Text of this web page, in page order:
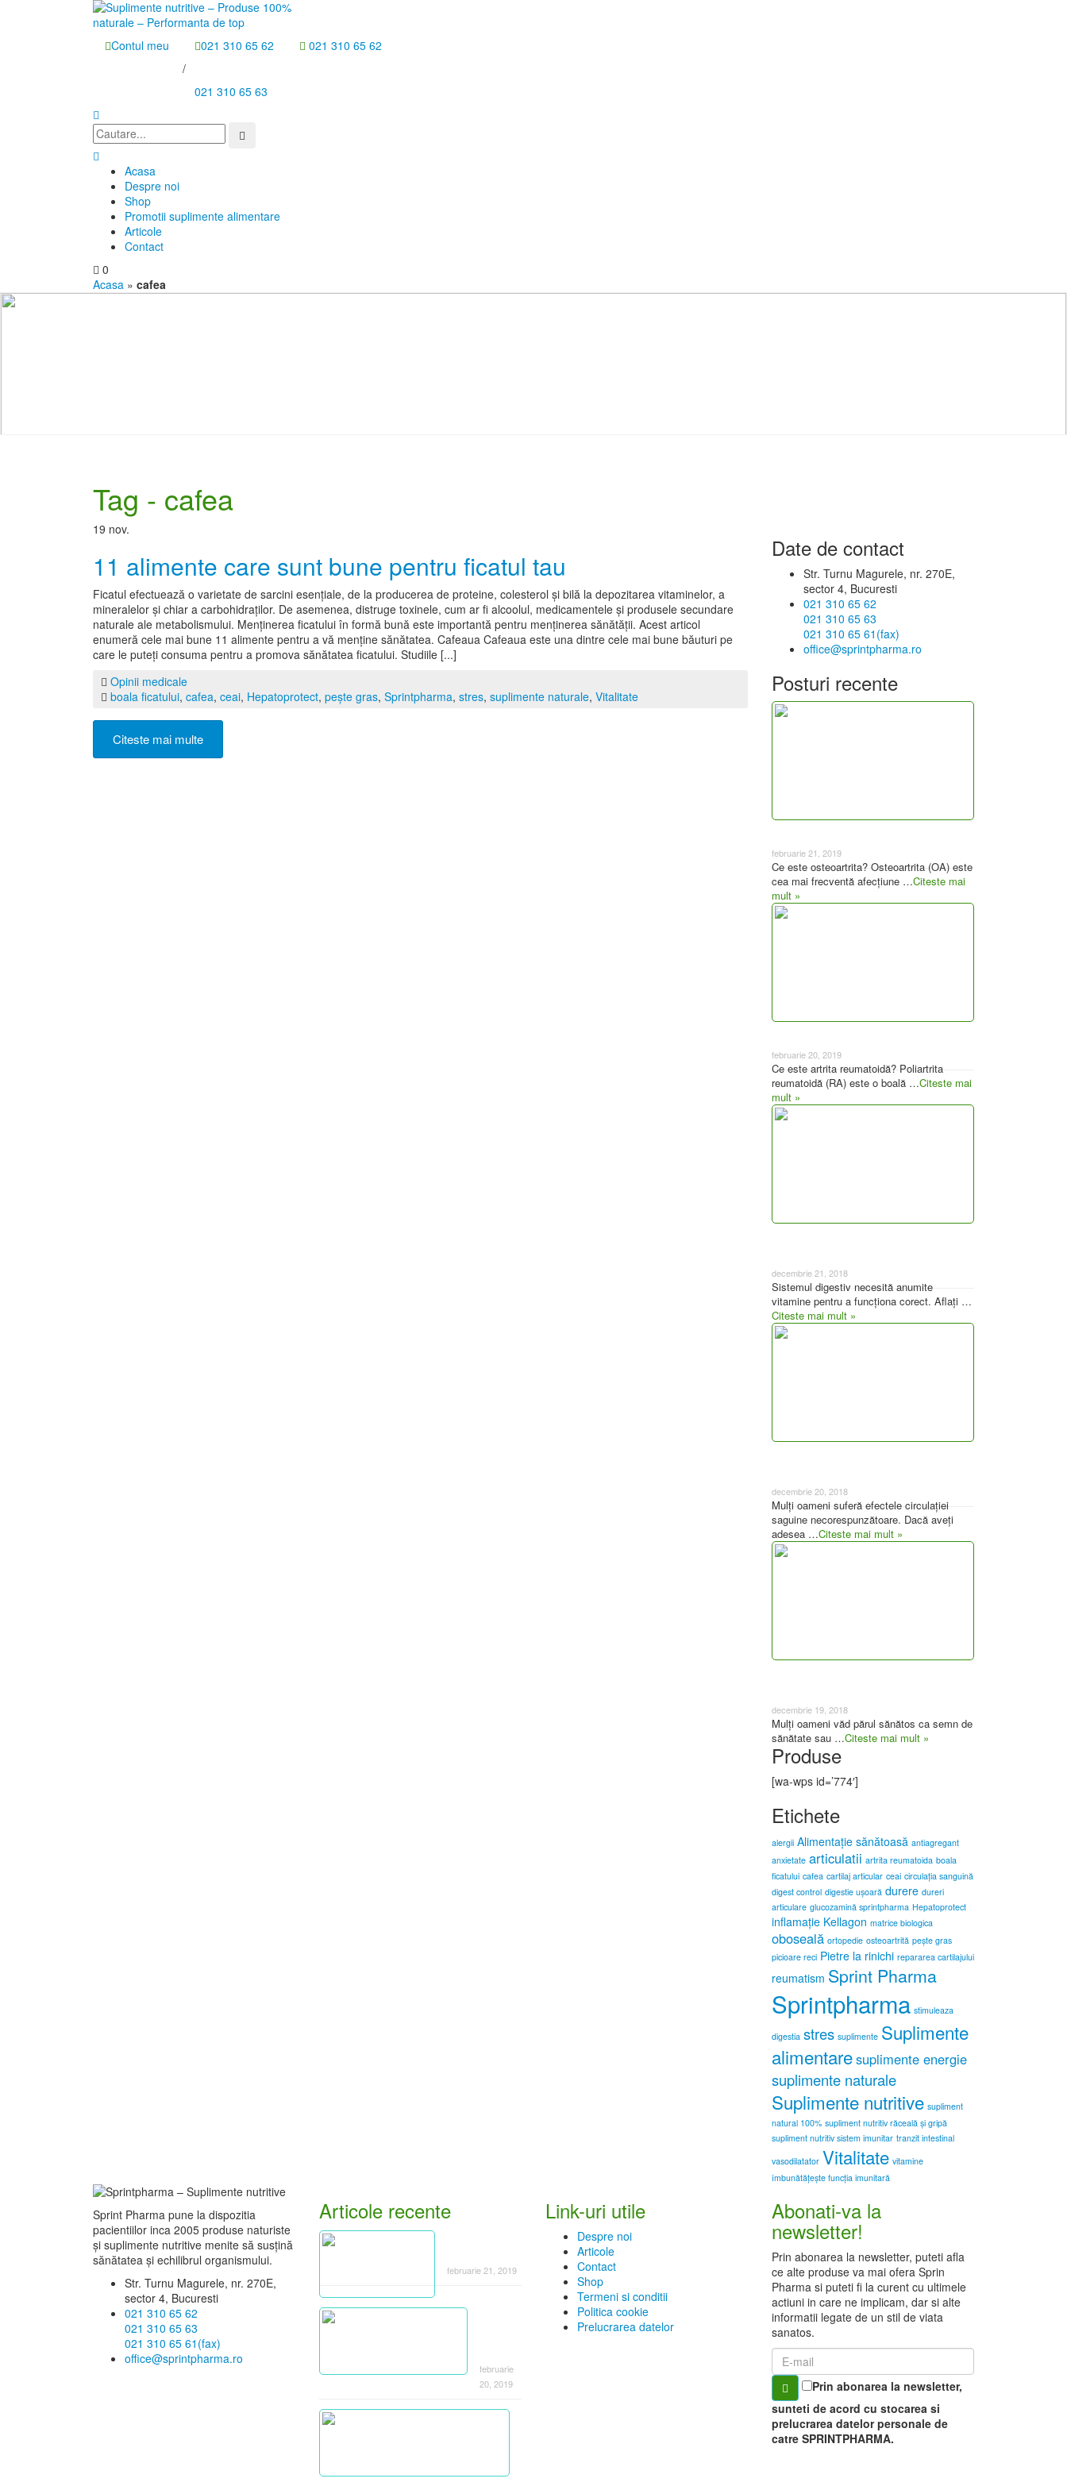
Contul meu
021 310 65 62
/
021 310 65 63
021 310 65 62
Acasa
Despre noi
Shop
Promotii suplimente alimentare
Articole
Contact
0
Acasa » cafea
Tag - cafea
19 nov.
11 alimente care sunt bune pentru ficatul tau
Ficatul efectuează o varietate de sarcini esențiale, de la producerea de proteine, colesterol și bilă la depozitarea vitaminelor, a
mineralelor și chiar a carbohidraților. De asemenea, distruge toxinele, cum ar fi alcoolul, medicamentele și produsele secundare
naturale ale metabolismului. Menținerea ficatului în formă bună este importantă pentru menținerea sănătății. Acest articol
enumeră cele mai bune 11 alimente pentru a vă menține sănătatea. Cafeaua Cafeaua este una dintre cele mai bune băuturi pe
care le puteți consuma pentru a promova sănătatea ficatului. Studiile [...]
Opinii medicale
boala ficatului, cafea, ceai, Hepatoprotect, pește gras, Sprintpharma, stres, suplimente naturale, Vitalitate
Citeste mai multe
Date de contact
Str. Turnu Magurele, nr. 270E,
sector 4, Bucuresti
021 310 65 62
021 310 65 63
021 310 65 61(fax)
office@sprintpharma.ro
Posturi recente
februarie 21, 2019
Ce este osteoartrita? Osteoartrita (OA) este
cea mai frecventă afecțiune …Citeste mai
mult »
februarie 20, 2019
Ce este artrita reumatoidă? Poliartrita
reumatoidă (RA) este o boală …Citeste mai
mult »
decembrie 21, 2018
Sistemul digestiv necesită anumite
vitamine pentru a funcționa corect. Aflați …
Citeste mai mult »
decembrie 20, 2018
Mulți oameni suferă efectele circulației
saguine necorespunzătoare. Dacă aveți
adesea …Citeste mai mult »
decembrie 19, 2018
Mulți oameni văd părul sănătos ca semn de
sănătate sau …Citeste mai mult »
Produse
[wa-wps id=’774′]
Etichete
alergii Alimentație sănătoasă antiagregant
anxietate articulatii artrita reumatoida boala
ficatului cafea cartilaj articular ceai circulația sanguină
digest control digestie ușoară durere dureri
articulare glucozamină sprintpharma Hepatoprotect
inflamație Kellagon matrice biologica
oboseală ortopedie osteoartrită pește gras
picioare reci Pietre la rinichi repararea cartilajului
reumatism Sprint Pharma
Sprintpharma stimuleaza
digestia stres suplimente Suplimente
alimentaresuplimente energie
suplimente naturale
Suplimente nutritive supliment
natural 100% supliment nutritiv răceală și gripă
supliment nutritiv sistem imunitar tranzit intestinal
vasodilatator Vitalitate vitamine
îmbunătățește funcția imunitară
Sprint Pharma pune la dispozitia
pacientiilor inca 2005 produse naturiste
și suplimente nutritive menite să susțină
sănătatea și echilibrul organismului.
Str. Turnu Magurele, nr. 270E,
sector 4, Bucuresti
021 310 65 62
021 310 65 63
021 310 65 61(fax)
office@sprintpharma.ro
Articole recente
februarie 21, 2019
februarie
20, 2019
Link-uri utile
Despre noi
Articole
Contact
Shop
Termeni si conditii
Politica cookie
Prelucrarea datelor
Abonati-va la
newsletter!
Prin abonarea la newsletter, puteti afla
ce alte produse va mai ofera Sprin
Pharma si puteti fi la curent cu ultimele
actiuni in care ne implicam, dar si alte
informatii legate de un stil de viata
sanatos.
E-
mail
Prin abonarea la newsletter,
sunteti de acord cu stocarea si
prelucrarea datelor personale de
catre SPRINTPHARMA.